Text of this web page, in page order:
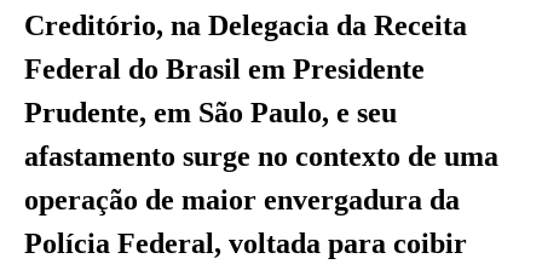
Creditório, na Delegacia da Receita
Federal do Brasil em Presidente
Prudente, em São Paulo, e seu
afastamento surge no contexto de uma
operação de maior envergadura da
Polícia Federal, voltada para coibir